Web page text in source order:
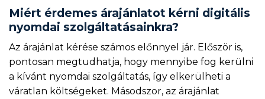
Miért érdemes árajánlatot kérni digitális
nyomdai szolgáltatásainkra?
Az árajánlat kérése számos előnnyel jár. Először is,
pontosan megtudhatja, hogy mennyibe fog kerülni
a kívánt nyomdai szolgáltatás, így elkerülheti a
váratlan költségeket. Másodszor, az árajánlat